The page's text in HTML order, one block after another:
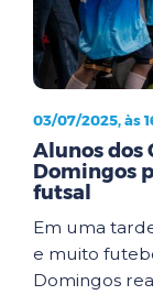
03/07/2025, às
Alunos dos
Domingos
futsal
Em uma
e muito
Domingos